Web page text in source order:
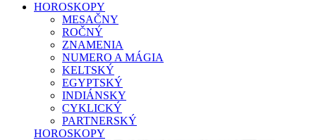
HOROSKOPY
MESAČNY
ROČNÝ
ZNAMENIA
NUMERO A MÁGIA
KELTSKÝ
EGYPTSKÝ
INDIÁNSKY
CYKLICKÝ
PARTNERSKÝ
HOROSKOPY